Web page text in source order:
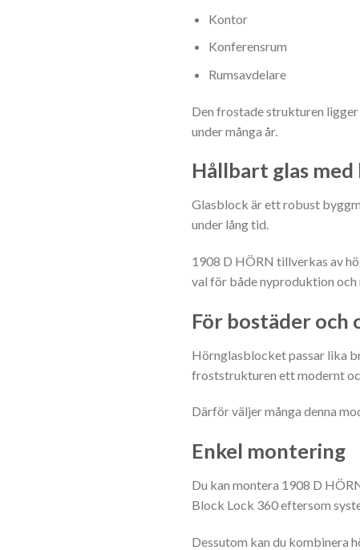
Kontor
Konferensrum
Rumsavdelare
Den frostade strukturen
under många år.
Hållbart glas med
Glasblock är ett robust
under lång tid.
1908 D HÖRN tillverkas av
val för både nyproduktion och
För bostäder
Hörnglasblocket passar lika
froststrukturen ett modernt
Därför väljer många denna
Enkel montering
Du kan montera 1908 D
Block Lock 360 eftersom
Dessutom kan du kombinera